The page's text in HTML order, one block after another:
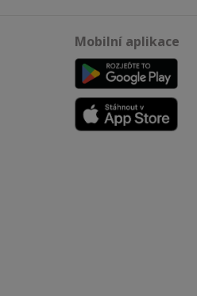
Mobilní aplikace